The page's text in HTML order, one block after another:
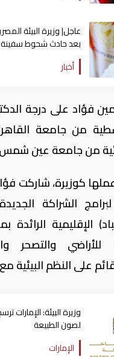
عاجل| وزيرة البيئة
بعد حادث شحوط
أخبار
فؤاد على درجة
من جامعة
من جامعة عين
كوزيرة، شاركت
لبرامج الشراكة
الإقليمية الرائدة
للأراضي والتصحر
على النظم البيئية
وزيرة البيئة: الإمارات
لصون الطبيعة
الإمارات